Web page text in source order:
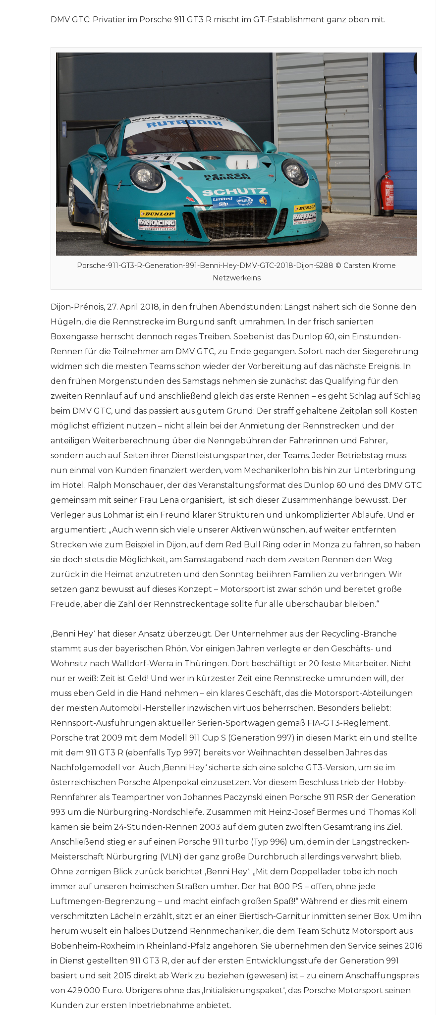
DMV GTC: Privatier im Porsche 911 GT3 R mischt im GT-Establishment ganz oben mit.
Porsche-911-GT3-R-Generation-991-Benni-Hey-DMV-GTC-2018-Dijon-5288 © Carsten Krome
Netzwerkeins
Dijon-Prénois, 27. April 2018, in den frühen Abendstunden: Längst nähert sich die Sonne den
Hügeln, die die Rennstrecke im Burgund sanft umrahmen. In der frisch sanierten
Boxengasse herrscht dennoch reges Treiben. Soeben ist das Dunlop 60, ein Einstunden-
Rennen für die Teilnehmer am DMV GTC, zu Ende gegangen. Sofort nach der Siegerehrung
widmen sich die meisten Teams schon wieder der Vorbereitung auf das nächste Ereignis. In
den frühen Morgenstunden des Samstags nehmen sie zunächst das Qualifying für den
zweiten Rennlauf auf und anschließend gleich das erste Rennen – es geht Schlag auf Schlag
beim DMV GTC, und das passiert aus gutem Grund: Der straff gehaltene Zeitplan soll Kosten
möglichst effizient nutzen – nicht allein bei der Anmietung der Rennstrecken und der
anteiligen Weiterberechnung über die Nenngebühren der Fahrerinnen und Fahrer,
sondern auch auf Seiten ihrer Dienstleistungspartner, der Teams. Jeder Betriebstag muss
nun einmal von Kunden finanziert werden, vom Mechanikerlohn bis hin zur Unterbringung
im Hotel. Ralph Monschauer, der das Veranstaltungsformat des Dunlop 60 und des DMV GTC
gemeinsam mit seiner Frau Lena organisiert, ist sich dieser Zusammenhänge bewusst. Der
Verleger aus Lohmar ist ein Freund klarer Strukturen und unkomplizierter Abläufe. Und er
argumentiert: „Auch wenn sich viele unserer Aktiven wünschen, auf weiter entfernten
Strecken wie zum Beispiel in Dijon, auf dem Red Bull Ring oder in Monza zu fahren, so haben
sie doch stets die Möglichkeit, am Samstagabend nach dem zweiten Rennen den Weg
zurück in die Heimat anzutreten und den Sonntag bei ihren Familien zu verbringen. Wir
setzen ganz bewusst auf dieses Konzept – Motorsport ist zwar schön und bereitet große
Freude, aber die Zahl der Rennstreckentage sollte für alle überschaubar bleiben.“
‚Benni Hey‘ hat dieser Ansatz überzeugt. Der Unternehmer aus der Recycling-Branche
stammt aus der bayerischen Rhön. Vor einigen Jahren verlegte er den Geschäfts- und
Wohnsitz nach Walldorf-Werra in Thüringen. Dort beschäftigt er 20 feste Mitarbeiter. Nicht
nur er weiß: Zeit ist Geld! Und wer in kürzester Zeit eine Rennstrecke umrunden will, der
muss eben Geld in die Hand nehmen – ein klares Geschäft, das die Motorsport-Abteilungen
der meisten Automobil-Hersteller inzwischen virtuos beherrschen. Besonders beliebt:
Rennsport-Ausführungen aktueller Serien-Sportwagen gemäß FIA-GT3-Reglement.
Porsche trat 2009 mit dem Modell 911 Cup S (Generation 997) in diesen Markt ein und stellte
mit dem 911 GT3 R (ebenfalls Typ 997) bereits vor Weihnachten desselben Jahres das
Nachfolgemodell vor. Auch ‚Benni Hey‘ sicherte sich eine solche GT3-Version, um sie im
österreichischen Porsche Alpenpokal einzusetzen. Vor diesem Beschluss trieb der Hobby-
Rennfahrer als Teampartner von Johannes Paczynski einen Porsche 911 RSR der Generation
993 um die Nürburgring-Nordschleife. Zusammen mit Heinz-Josef Bermes und Thomas Koll
kamen sie beim 24-Stunden-Rennen 2003 auf dem guten zwölften Gesamtrang ins Ziel.
Anschließend stieg er auf einen Porsche 911 turbo (Typ 996) um, dem in der Langstrecken-
Meisterschaft Nürburgring (VLN) der ganz große Durchbruch allerdings verwahrt blieb.
Ohne zornigen Blick zurück berichtet ‚Benni Hey‘: „Mit dem Doppellader tobe ich noch
immer auf unseren heimischen Straßen umher. Der hat 800 PS – offen, ohne jede
Luftmengen-Begrenzung – und macht einfach großen Spaß!“ Während er dies mit einem
verschmitzten Lächeln erzählt, sitzt er an einer Biertisch-Garnitur inmitten seiner Box. Um ihn
herum wuselt ein halbes Dutzend Rennmechaniker, die dem Team Schütz Motorsport aus
Bobenheim-Roxheim in Rheinland-Pfalz angehören. Sie übernehmen den Service seines 2016
in Dienst gestellten 911 GT3 R, der auf der ersten Entwicklungsstufe der Generation 991
basiert und seit 2015 direkt ab Werk zu beziehen (gewesen) ist – zu einem Anschaffungspreis
von 429.000 Euro. Übrigens ohne das ‚Initialisierungspaket‘, das Porsche Motorsport seinen
Kunden zur ersten Inbetriebnahme anbietet.